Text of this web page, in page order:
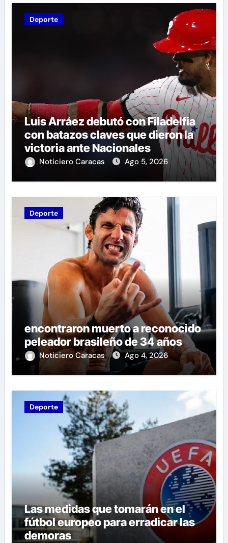
Deporte
Luis Arráez debutó con Filadelfia
con batazos claves que dieron la
victoria ante Nacionales
Noticiero Caracas Ago 5, 2026
Deporte
encontraron muerto a reconocido
peleador brasileño de 34 años
Noticiero Caracas Ago 4, 2026
Deporte
Las medidas que tomarán en el
fútbol europeo para erradicar las
demoras